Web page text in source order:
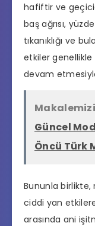
hafiftir ve
baş ağrısı,
tıkanıklığı ve
etkiler
devam
Güncel
Öncü Türk
Bununla birlikte,
ciddi yan
arasında ani